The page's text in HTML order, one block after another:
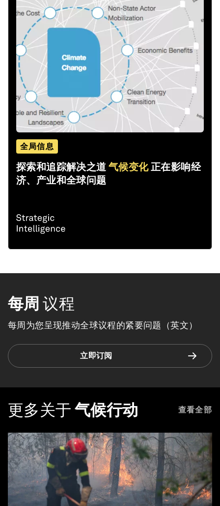
全局信息
探索和追踪解决之道气候变化正在影响经
济、产业和全球问题
每周 议程
每周为您呈现推动全球议程的紧要问题（英文）
立即订阅
更多关于 气候行动 查看全部